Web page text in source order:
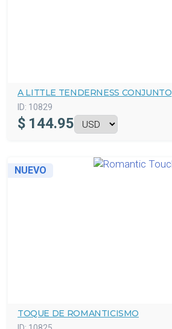
A LITTLE TENDERNESS CONJUNTO
ID: 10829
$ 144.95
NUEVO
TOQUE DE ROMANTICISMO